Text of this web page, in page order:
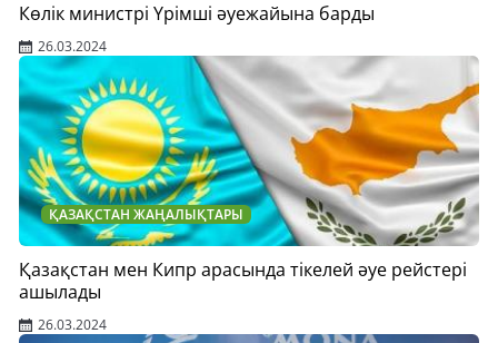
Көлік министрі Үрімші әуежайына барды
26.03.2024
ҚАЗАҚСТАН ЖАҢАЛЫҚТАРЫ
Қазақстан мен Кипр арасында тікелей әуе рейстері
ашылады
26.03.2024